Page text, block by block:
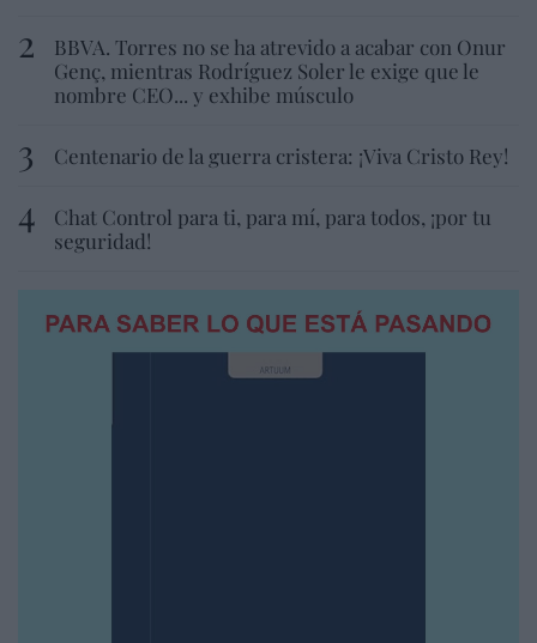
BBVA. Torres no se ha atrevido a acabar con Onur
Genç, mientras Rodríguez Soler le exige que le
nombre CEO... y exhibe músculo
Centenario de la guerra cristera: ¡Viva Cristo Rey!
Chat Control para ti, para mí, para todos, ¡por tu
seguridad!